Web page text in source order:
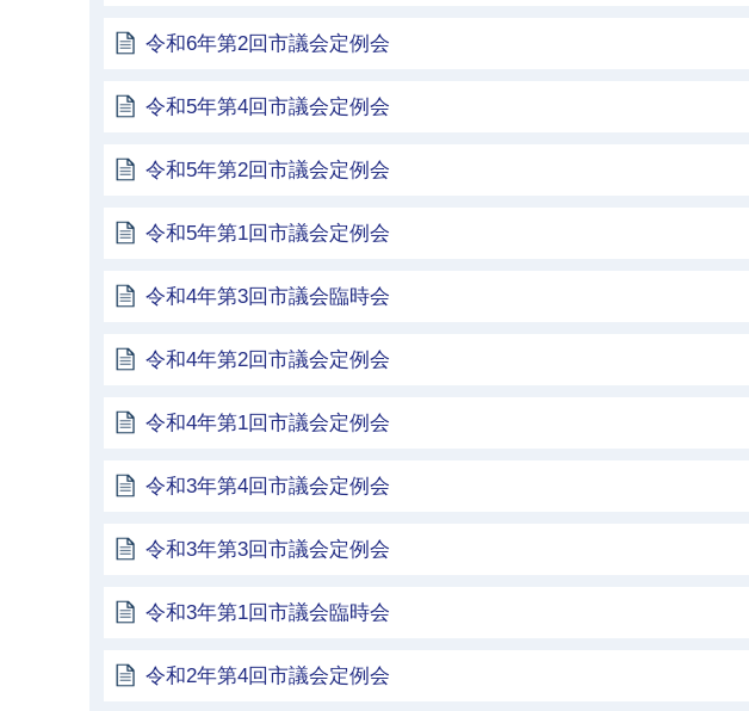
令和6年第2回市議会定例会
令和5年第4回市議会定例会
令和5年第2回市議会定例会
令和5年第1回市議会定例会
令和4年第3回市議会臨時会
令和4年第2回市議会定例会
令和4年第1回市議会定例会
令和3年第4回市議会定例会
令和3年第3回市議会定例会
令和3年第1回市議会臨時会
令和2年第4回市議会定例会